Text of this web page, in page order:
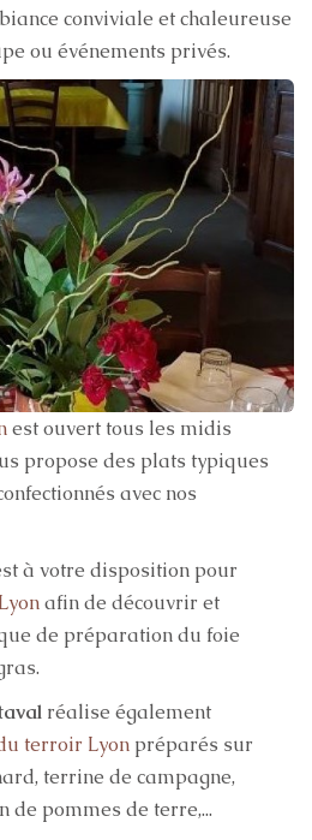
conviviale et chaleureuse
ou événements privés.
est ouvert tous les midis
propose des plats typiques
avec nos
à votre disposition pour
afin de découvrir et
de préparation du foie
réalise également
terroir Lyon préparés sur
terrine de campagne,
de pommes de terre,...